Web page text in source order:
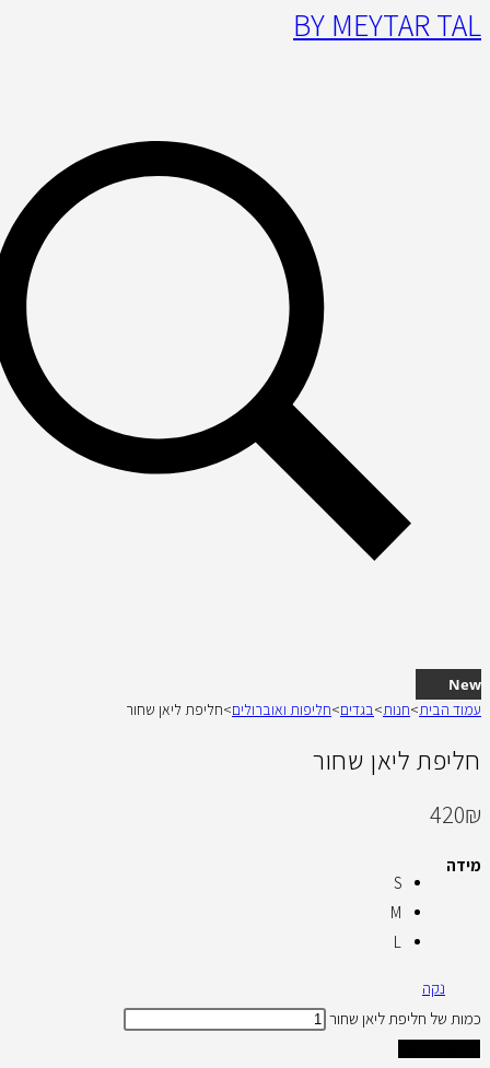
BY MEYTAR TAL
New
עמוד הבית>חנות>בגדים>חליפות ואוברולים>חליפת ליאן שחור
חליפת ליאן שחור
420₪
מידה
S
M
L
נקה
כמות של חליפת ליאן שחור